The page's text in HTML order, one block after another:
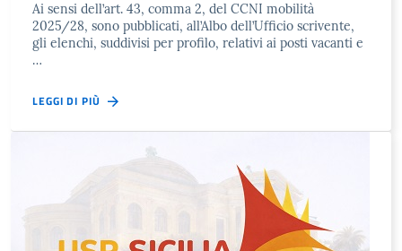
Ai sensi dell’art. 43, comma 2, del CCNI mobilità
2025/28, sono pubblicati, all’Albo dell’Ufficio scrivente,
gli elenchi, suddivisi per profilo, relativi ai posti vacanti e
…
LEGGI DI PIÙ